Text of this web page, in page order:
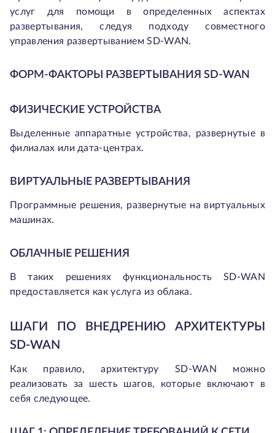
услуг для помощи в определенных аспектах
развертывания, следуя подходу совместного
управления развертыванием SD-WAN.
ФОРМ-ФАКТОРЫ РАЗВЕРТЫВАНИЯ SD-WAN
ФИЗИЧЕСКИЕ УСТРОЙСТВА
Выделенные аппаратные устройства, развернутые в
филиалах или дата-центрах.
ВИРТУАЛЬНЫЕ РАЗВЕРТЫВАНИЯ
Программные решения, развернутые на виртуальных
машинах.
ОБЛАЧНЫЕ РЕШЕНИЯ
В таких решениях функциональность SD-WAN
предоставляется как услуга из облака.
ШАГИ ПО ВНЕДРЕНИЮ АРХИТЕКТУРЫ
SD-WAN
Как правило, архитектуру SD-WAN можно
реализовать за шесть шагов, которые включают в
себя следующее.